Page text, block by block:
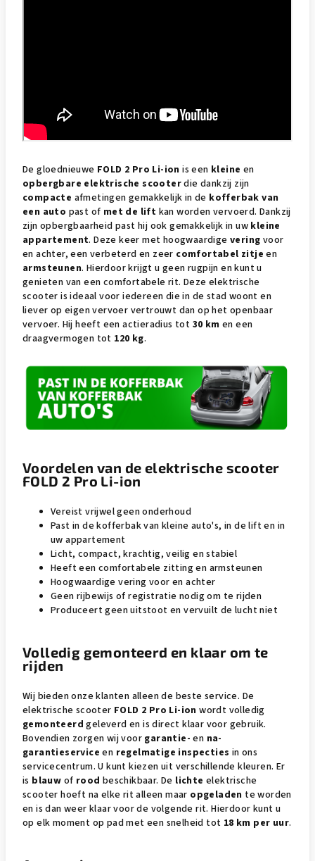
De gloednieuwe FOLD 2 Pro Li-ion is een kleine en
opbergbare elektrische scooterdie dankzij zijn
compacte afmetingen gemakkelijk in de kofferbak van
een auto past of met de lift kan worden vervoerd. Dankzij
zijn opbergbaarheid past hij ook gemakkelijk in uw kleine
appartement. Deze keer met hoogwaardigevering voor
en achter, een verbeterd en zeer comfortabel zitje en
armsteunen. Hierdoor krijgt u geen rugpijn en kunt u
genieten van een comfortabele rit. Deze elektrische
scooter is ideaal voor iedereen die in de stad woont en
liever op eigen vervoer vertrouwt dan op het openbaar
vervoer. Hij heeft een actieradius tot 30 km en een
draagvermogen tot 120 kg.
Voordelen van de elektrische scooter
FOLD 2 Pro Li-ion
Vereist vrijwel geen onderhoud
Past in de kofferbak van kleine auto's, in de lift en in
uw appartement
Licht, compact, krachtig, veilig en stabiel
Heeft een comfortabele zitting en armsteunen
Hoogwaardige vering voor en achter
Geen rijbewijs of registratie nodig om te rijden
Produceert geen uitstoot en vervuilt de lucht niet
Volledig gemonteerd en klaar om te
rijden
Wij bieden onze klanten alleen de beste service. De
elektrische scooter FOLD 2 Pro Li-ion wordt volledig
gemonteerd geleverd en is direct klaar voor gebruik.
Bovendien zorgen wij voor garantie- en na-
garantieservice en regelmatige inspecties in ons
servicecentrum. U kunt kiezen uit verschillende kleuren. Er
is blauw of rood beschikbaar. De lichte elektrische
scooter hoeft na elke rit alleen maar opgeladen te worden
en is dan weer klaar voor de volgende rit. Hierdoor kunt u
op elk moment op pad met een snelheid tot 18 km per uur.